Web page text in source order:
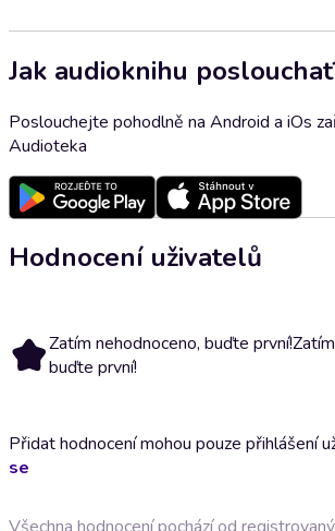
Jak audioknihu
Poslouchejte pohodlně na Android a iOs
Audioteka
Hodnocení uživatelů
Zatím nehodnoceno, buďte první!
buďte první!
Přidat hodnocení mohou pouze přihlášení
se